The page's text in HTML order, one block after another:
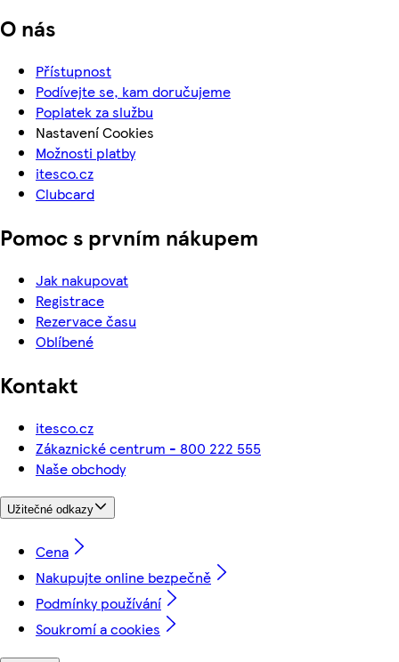
O nás
Přístupnost
Podívejte se, kam doručujeme
Poplatek za službu
Nastavení Cookies
Možnosti platby
itesco.cz
Clubcard
Pomoc s prvním nákupem
Jak nakupovat
Registrace
Rezervace času
Oblíbené
Kontakt
itesco.cz
Zákaznické centrum - 800 222 555
Naše obchody
Užitečné odkazy
Cena
Nakupujte online bezpečně
Podmínky používání
Soukromí a cookies